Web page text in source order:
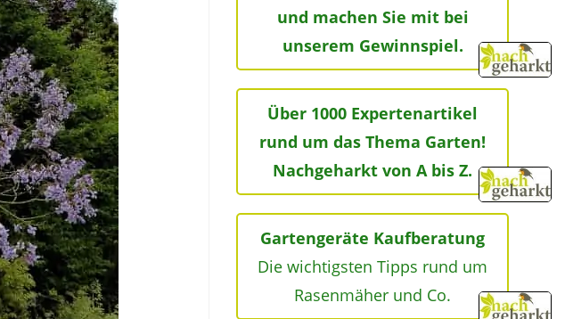
und machen Sie mit bei
unserem Gewinnspiel.
Über 1000 Expertenartikel
rund um das Thema Garten!
Nachgeharkt von A bis Z.
Gartengeräte Kaufberatung
Die wichtigsten Tipps rund um
Rasenmäher und Co.